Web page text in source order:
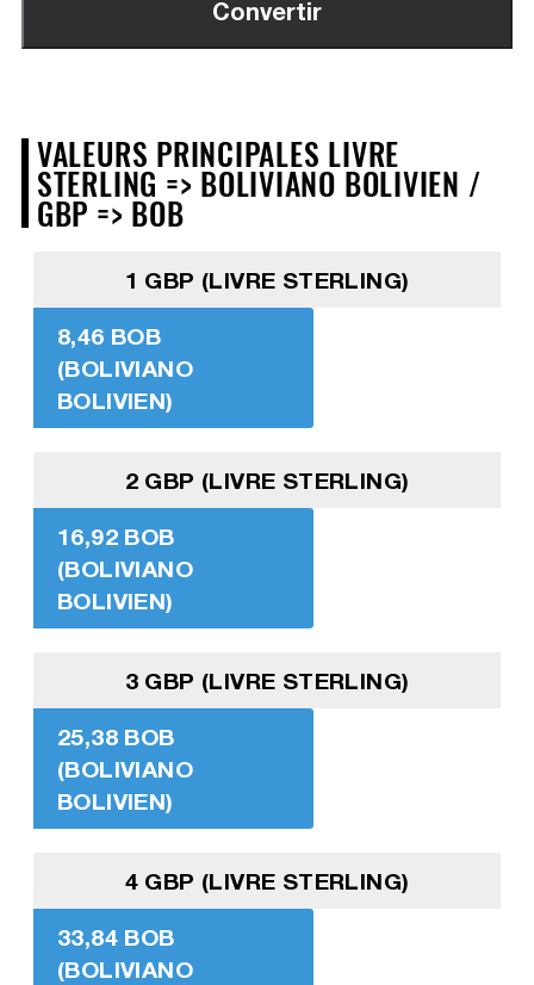
VALEURS PRINCIPALES LIVRE
STERLING => BOLIVIANO BOLIVIEN /
GBP => BOB
1 GBP (LIVRE STERLING)
8,46 BOB
(BOLIVIANO
BOLIVIEN)
2 GBP (LIVRE STERLING)
16,92 BOB
(BOLIVIANO
BOLIVIEN)
3 GBP (LIVRE STERLING)
25,38 BOB
(BOLIVIANO
BOLIVIEN)
4 GBP (LIVRE STERLING)
33,84 BOB
(BOLIVIANO